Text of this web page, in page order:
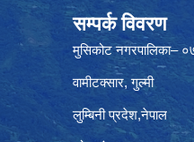
सम्पर्क विवरण
मुसिकोट नगरपालिका–
वामीटक्सार, गुल्मी
लुम्बिनी प्रदेश,नेपाल